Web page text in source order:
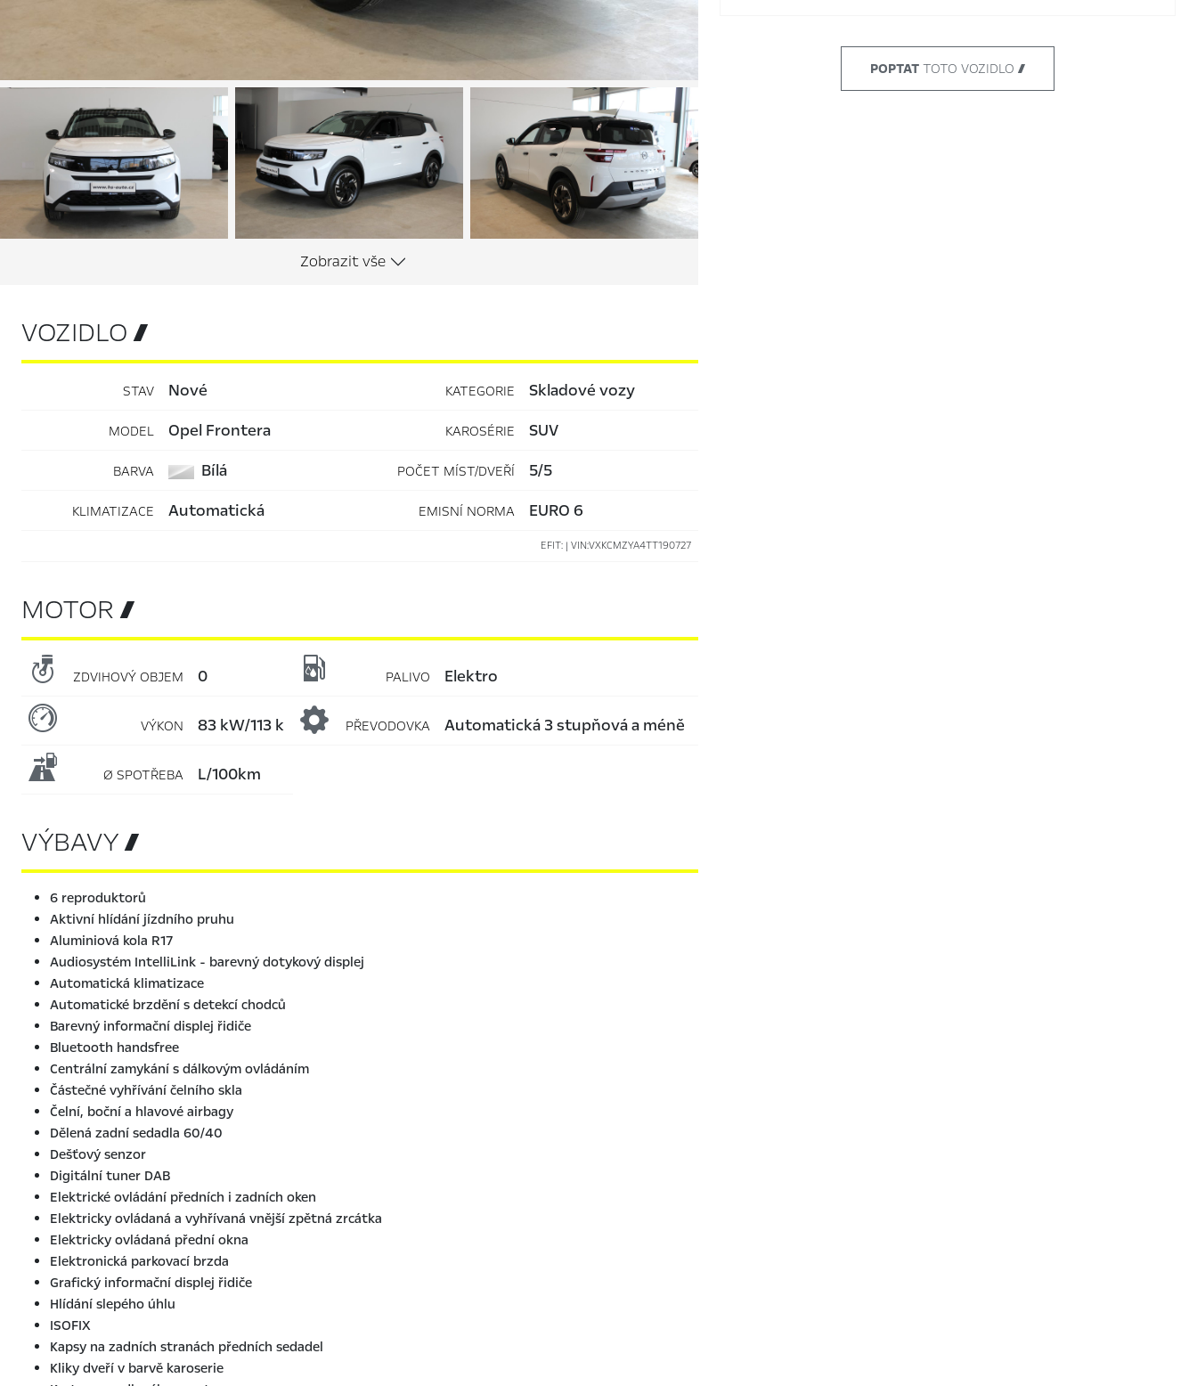
POPTAT TOTO VOZIDLO 
VOZIDLO 
STAV nové KATEGORIE Skladové vozy
MODEL Opel Frontera KAROSÉRIE SUV
BARVA Bílá POČET MÍST/DVEŘÍ 5/5
KLIMATIZACE automatická EMISNÍ NORMA EURO 6
EFIT: | VIN:VXKCMZYA4TT190727
MOTOR 
 ZDVIHOVÝ OBJEM 0  PALIVO elektro
 VÝKON 83 kW/113 k PŘEVODOVKA automatická 3 stupňová a méně
 Ø SPOTŘEBA l/100km
VÝBAVY 
6 reproduktorů
Aktivní hlídání jízdního pruhu
Aluminiová kola R17
Audiosystém IntelliLink - barevný dotykový displej
Automatická klimatizace
Automatické brzdění s detekcí chodců
Barevný informační displej řidiče
Bluetooth handsfree
Centrální zamykání s dálkovým ovládáním
Částečné vyhřívání čelního skla
Čelní, boční a hlavové airbagy
Dělená zadní sedadla 60/40
Dešťový senzor
Digitální tuner DAB
Elektrické ovládání předních i zadních oken
Elektricky ovládaná a vyhřívaná vnější zpětná zrcátka
Elektricky ovládaná přední okna
Elektronická parkovací brzda
Grafický informační displej řidiče
Hlídání slepého úhlu
ISOFIX
Kapsy na zadních stranách předních sedadel
Kliky dveří v barvě karoserie